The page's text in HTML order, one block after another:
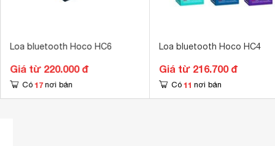
Loa bluetooth Hoco HC6
Giá từ 220.000 đ
Có 17 nơi bán
Loa bluetooth Hoco HC4
Giá từ 216.700 đ
Có 11 nơi bán